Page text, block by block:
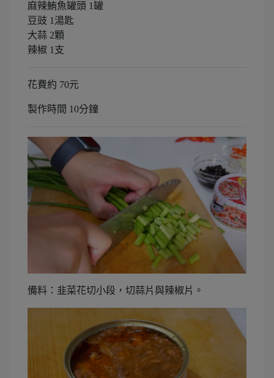
麻辣鮪魚罐頭 1罐
豆豉 1湯匙
大蒜 2顆
辣椒 1支
花費約 70元
製作時間 10分鐘
備料：韭菜花切小段，切蒜片與辣椒片。